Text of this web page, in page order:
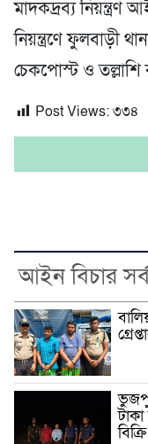
মাদকদ্রব্য
নিয়ন্ত্রণে ফুলবাড়ী
চেকপোস্ট ও তল্লাশি
Post Views:৩৩৪
আইন বিচার
বিক্রি